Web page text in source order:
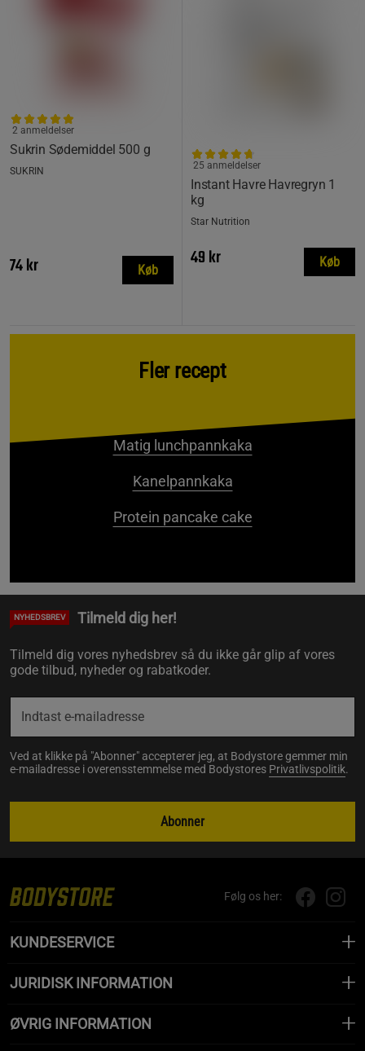
Sukrin Sødemiddel 500 g
2 anmeldelser
SUKRIN
74 kr Køb
Instant Havre Havregryn 1
kg
25 anmeldelser
Star Nutrition
49 kr Køb
Fler recept
Matig lunchpannkaka
Kanelpannkaka
Protein pancake cake
NYHEDSBREV Tilmeld dig her!
Tilmeld dig vores nyhedsbrev så du ikke går glip af vores
gode tilbud, nyheder og rabatkoder.
Ved at klikke på "Abonner" accepterer jeg, at Bodystore gemmer min
e-mailadresse i overensstemmelse med Bodystores Privatlivspolitik.
Abonner
Følg os her:
KUNDESERVICE
JURIDISK INFORMATION
ØVRIG INFORMATION